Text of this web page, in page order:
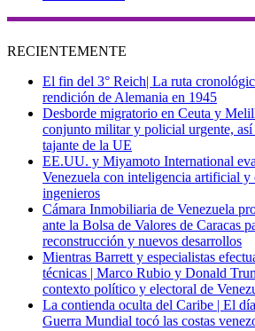
RECIENTEMENTE
El fin del 3° Reich| La ruta
rendición de Alemania en 1945
Desborde migratorio en Ceuta y
conjunto militar y policial urgente, así
tajante de la UE
EE.UU. y Miyamoto International
Venezuela con inteligencia artificial y
ingenieros
Cámara Inmobiliaria de Venezuela
ante la Bolsa de Valores de Caracas
reconstrucción y nuevos desarrollos
Mientras Barrett y especialistas
técnicas | Marco Rubio y Donald
contexto político y electoral de
La contienda oculta del Caribe | El
Guerra Mundial tocó las costas